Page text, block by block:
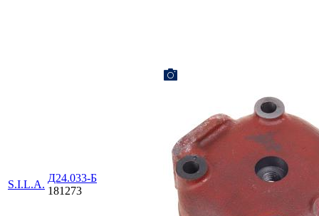
S.I.L.A.
Д24.033-Б
181273